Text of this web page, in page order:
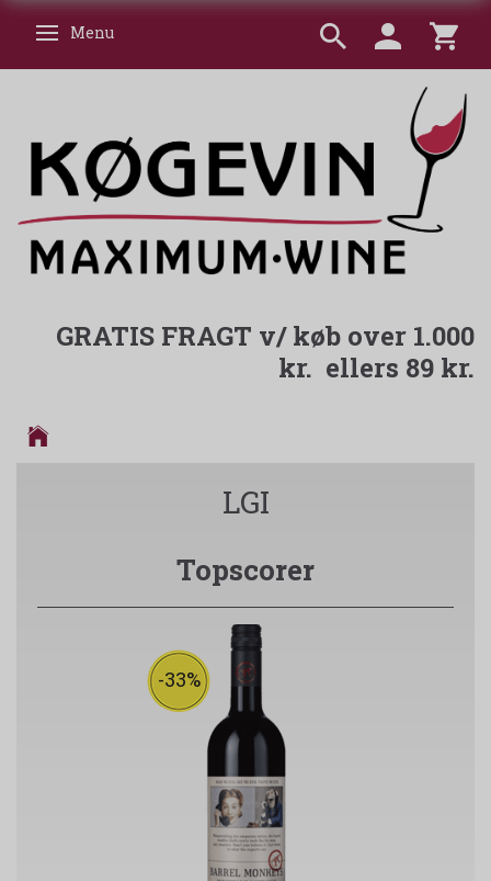
Skifte navigation
Menu
GRATIS FRAGT v/ køb over 1.000
kr. ellers 89 kr.
LGI
Topscorer
-33%